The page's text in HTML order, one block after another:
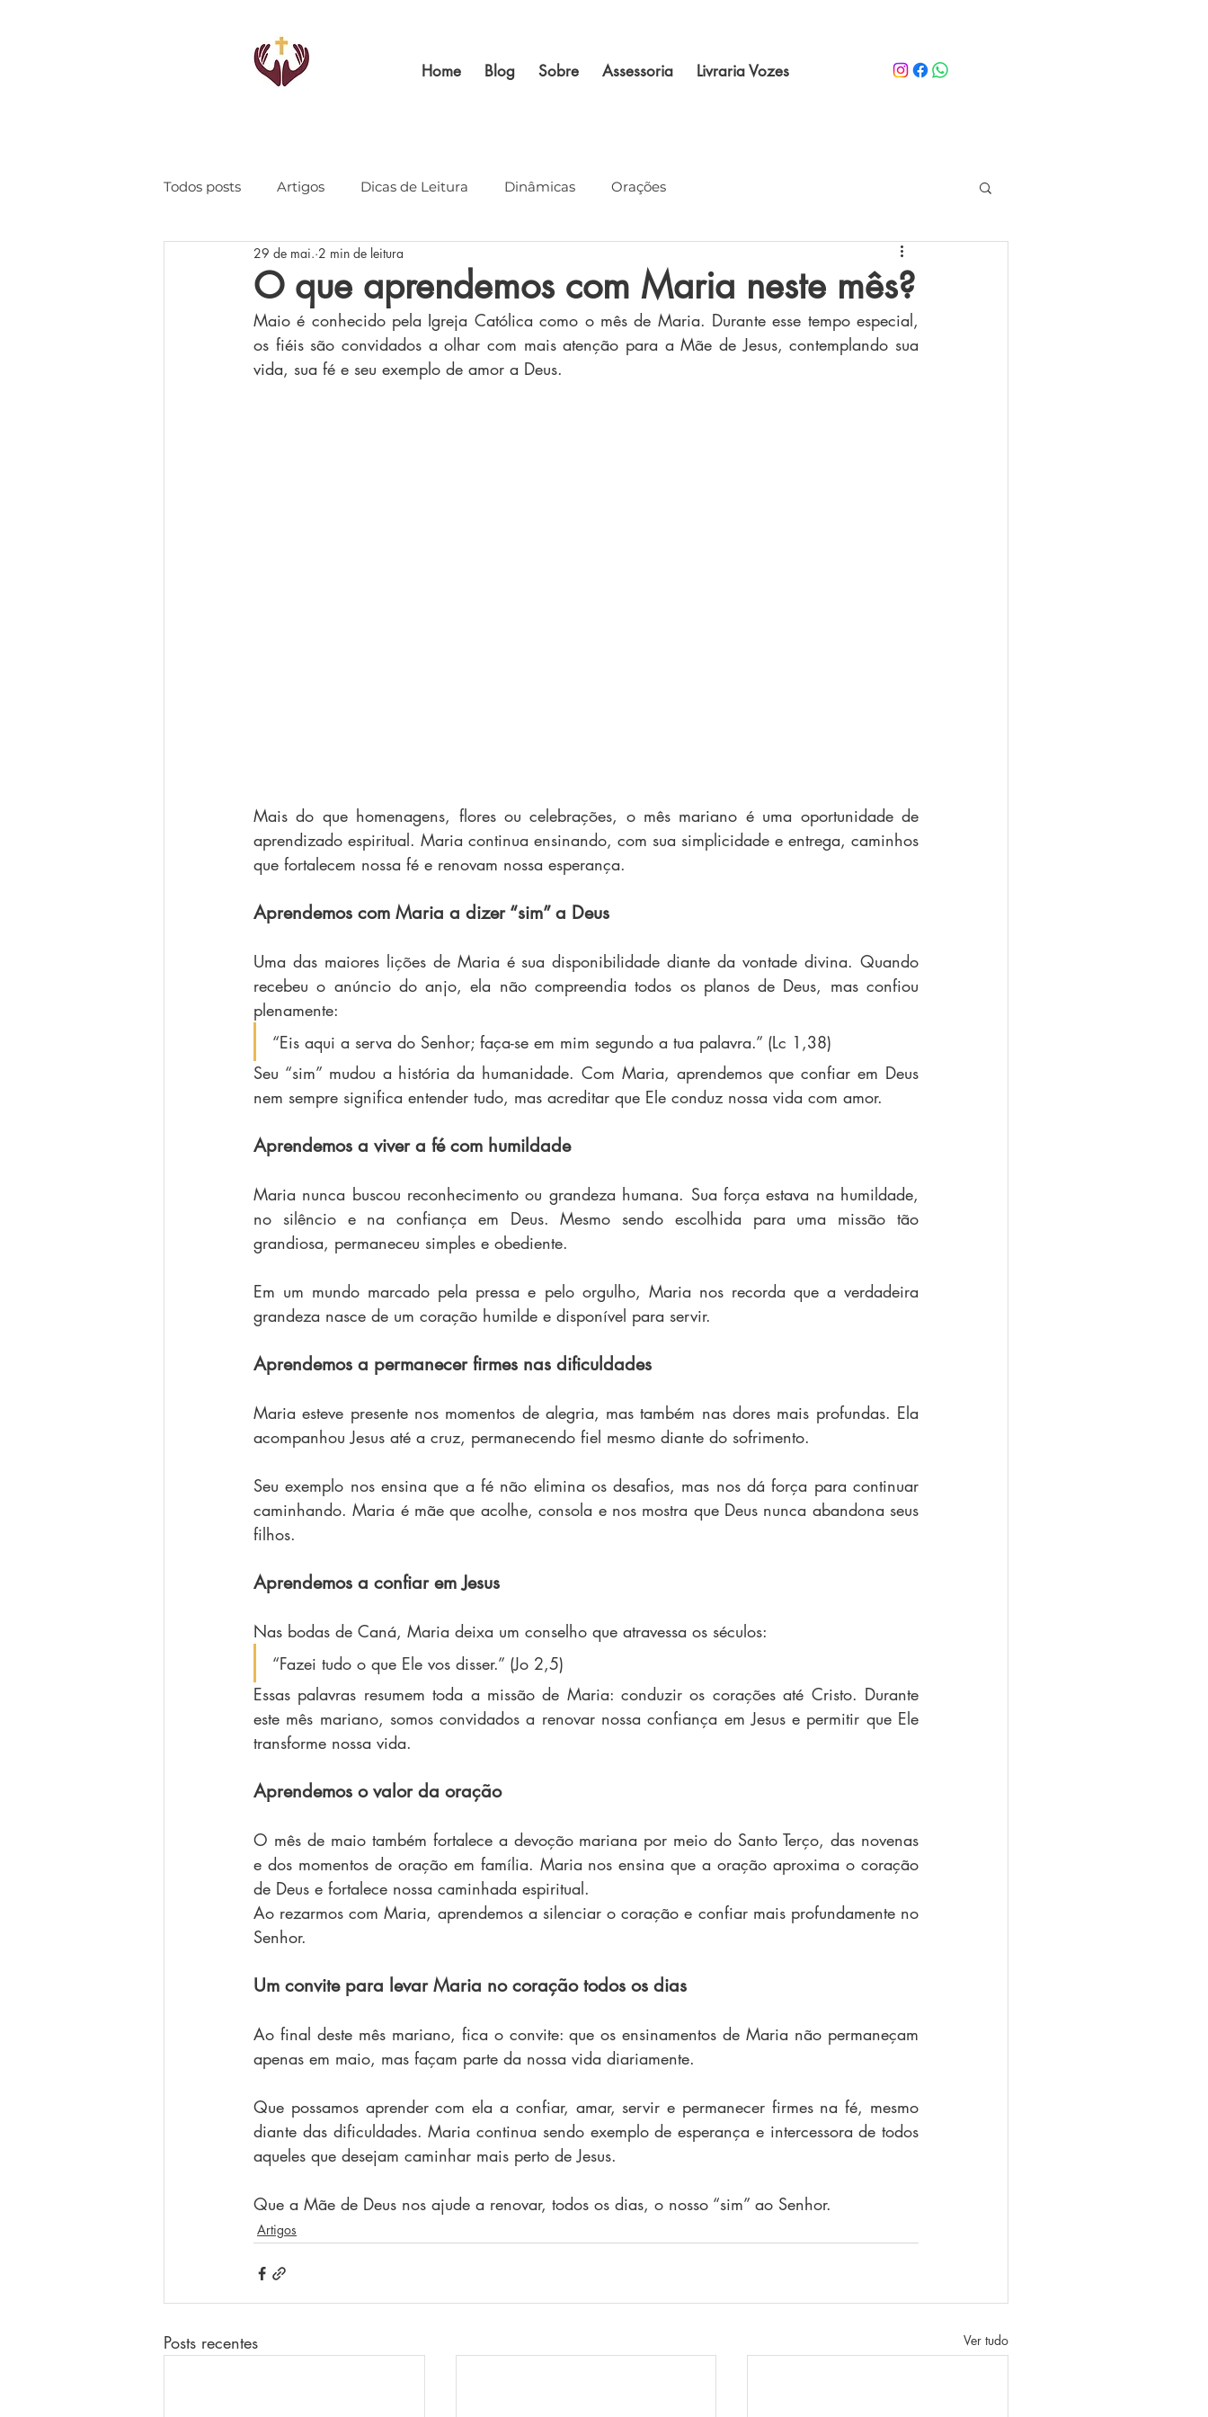
Home Blog Sobre Assessoria Livraria Vozes
Todos posts Artigos Dicas de Leitura Dinâmicas Orações
O que aprendemos com Maria neste mês?
29 de mai. 2 min de leitura
Maio é conhecido pela Igreja Católica como o mês de Maria. Durante esse tempo especial,
os fiéis são convidados a olhar com mais atenção para a Mãe de Jesus, contemplando sua
vida, sua fé e seu exemplo de amor a Deus.
Mais do que homenagens, flores ou celebrações, o mês mariano é uma oportunidade de
aprendizado espiritual. Maria continua ensinando, com sua simplicidade e entrega, caminhos
que fortalecem nossa fé e renovam nossa esperança.
Aprendemos com Maria a dizer “sim” a Deus
Uma das maiores lições de Maria é sua disponibilidade diante da vontade divina. Quando
recebeu o anúncio do anjo, ela não compreendia todos os planos de Deus, mas confiou
plenamente:
“Eis aqui a serva do Senhor; faça-se em mim segundo a tua palavra.” (Lc 1,38)
Seu “sim” mudou a história da humanidade. Com Maria, aprendemos que confiar em Deus
nem sempre significa entender tudo, mas acreditar que Ele conduz nossa vida com amor.
Aprendemos a viver a fé com humildade
Maria nunca buscou reconhecimento ou grandeza humana. Sua força estava na humildade,
no silêncio e na confiança em Deus. Mesmo sendo escolhida para uma missão tão
grandiosa, permaneceu simples e obediente.
Em um mundo marcado pela pressa e pelo orgulho, Maria nos recorda que a verdadeira
grandeza nasce de um coração humilde e disponível para servir.
Aprendemos a permanecer firmes nas dificuldades
Maria esteve presente nos momentos de alegria, mas também nas dores mais profundas. Ela
acompanhou Jesus até a cruz, permanecendo fiel mesmo diante do sofrimento.
Seu exemplo nos ensina que a fé não elimina os desafios, mas nos dá força para continuar
caminhando. Maria é mãe que acolhe, consola e nos mostra que Deus nunca abandona seus
filhos.
Aprendemos a confiar em Jesus
Nas bodas de Caná, Maria deixa um conselho que atravessa os séculos:
“Fazei tudo o que Ele vos disser.” (Jo 2,5)
Essas palavras resumem toda a missão de Maria: conduzir os corações até Cristo. Durante
este mês mariano, somos convidados a renovar nossa confiança em Jesus e permitir que Ele
transforme nossa vida.
Aprendemos o valor da oração
O mês de maio também fortalece a devoção mariana por meio do Santo Terço, das novenas
e dos momentos de oração em família. Maria nos ensina que a oração aproxima o coração
de Deus e fortalece nossa caminhada espiritual.
Ao rezarmos com Maria, aprendemos a silenciar o coração e confiar mais profundamente no
Senhor.
Um convite para levar Maria no coração todos os dias
Ao final deste mês mariano, fica o convite: que os ensinamentos de Maria não permaneçam
apenas em maio, mas façam parte da nossa vida diariamente.
Que possamos aprender com ela a confiar, amar, servir e permanecer firmes na fé, mesmo
diante das dificuldades. Maria continua sendo exemplo de esperança e intercessora de todos
aqueles que desejam caminhar mais perto de Jesus.
Que a Mãe de Deus nos ajude a renovar, todos os dias, o nosso “sim” ao Senhor.
Artigos
Posts recentes Ver tudo